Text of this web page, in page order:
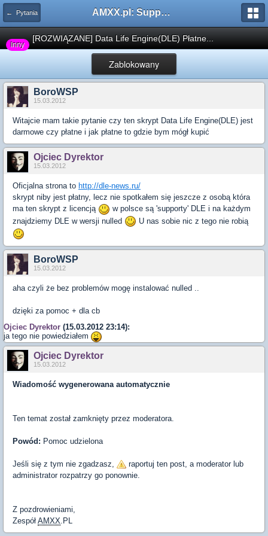
← Pytania AMXX.pl: Support AMX Mod X i SourceMod
Inny
[ROZWIĄZANE] Data Life Engine(DLE) Płatne...
Zablokowany
BoroWSP
15.03.2012
Witajcie mam takie pytanie czy ten skrypt Data Life Engine(DLE) jest
darmowe czy płatne i jak płatne to gdzie bym mógł kupić
Ojciec Dyrektor
15.03.2012
Oficjalna strona to http://dle-news.ru/
skrypt niby jest płatny, lecz nie spotkałem się jeszcze z osobą która
ma ten skrypt z licencją
w polsce są 'supporty' DLE i na każdym
znajdziemy DLE w wersji nulled
U nas sobie nic z tego nie robią
BoroWSP
15.03.2012
aha czyli że bez problemów mogę instalować nulled ..
dzięki za pomoc + dla cb
Ojciec Dyrektor (15.03.2012 23:14):
ja tego nie powiedziałem
Ojciec Dyrektor
15.03.2012
Wiadomość wygenerowana automatycznie
Ten temat został zamknięty przez moderatora.
Powód: Pomoc udzielona
Jeśli się z tym nie zgadzasz,
raportuj ten post, a moderator lub
administrator rozpatrzy go ponownie.
Z pozdrowieniami,
Zespół AMXX .PL